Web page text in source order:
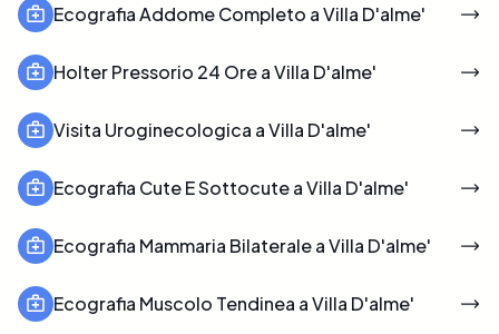
Ecografia Addome Completo a Villa D'alme'
Holter Pressorio 24 Ore a Villa D'alme'
Visita Uroginecologica a Villa D'alme'
Ecografia Cute E Sottocute a Villa D'alme'
Ecografia Mammaria Bilaterale a Villa D'alme'
Ecografia Muscolo Tendinea a Villa D'alme'